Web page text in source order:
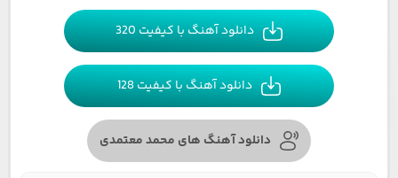
دانلود آهنگ با کیفیت 320
دانلود آهنگ با کیفیت 128
دانلود آهنگ های محمد معتمدی